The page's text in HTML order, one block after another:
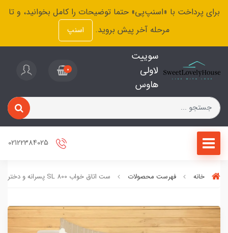
برای پرداخت با «اسنپ‌پی» حتما توضیحات را کامل بخوانید، و تا
مرحله آخر پیش بروید.
اسنپ
سوییت
لاولی
هاوس
0
خانه فهرست محصولات ست اتاق خواب SL 800 پسرانه و دخترانه مدل تدی